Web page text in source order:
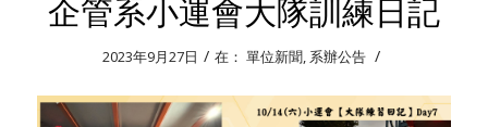
企管系小運會大隊訓練日記
2023年9月27日 / 在： 單位新聞, 系辦公告 /